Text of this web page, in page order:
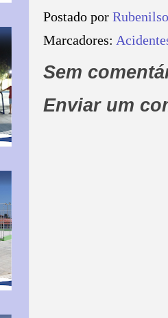
Postado por
Marcadores:
Sem
Enviar um